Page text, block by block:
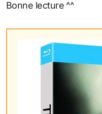
Bonne lecture ^^